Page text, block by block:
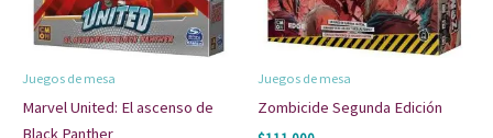
Juegos de mesa
Marvel United: El ascenso de
Juegos de mesa
Zombicide Segunda Edición